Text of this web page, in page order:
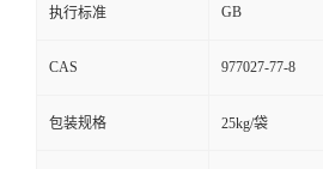
执行标准 GB
CAS 977027-77-8
包装规格 25kg/袋